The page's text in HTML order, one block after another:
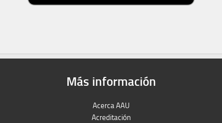
Más información
Acerca AAU
Acreditación